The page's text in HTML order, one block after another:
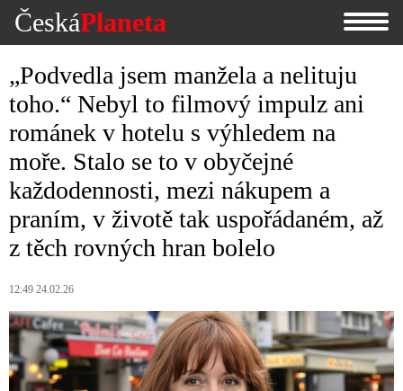
ČeskáPlaneta
„Podvedla jsem manžela a nelituju
toho.“ Nebyl to filmový impulz ani
románek v hotelu s výhledem na
moře. Stalo se to v obyčejné
každodennosti, mezi nákupem a
praním, v životě tak uspořádaném, až
z těch rovných hran bolelo
12:49 24.02.26